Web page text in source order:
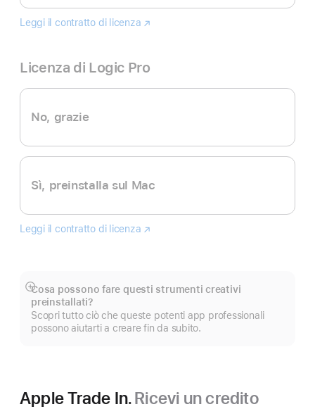
Leggi il contratto di licenza Final
(Si
una
Licenza di Logic Pro
No, grazie
Sì, preinstalla sul Mac
Leggi il contratto di licenza Logic
(Si
nuova
Cosa possono fare questi strumenti creativi
preinstallati?
Scopri tutto ciò che queste potenti app professionali
possono aiutarti a creare fin da subito.
Mostra
di
più
Apple Trade In.Ricevi un credito